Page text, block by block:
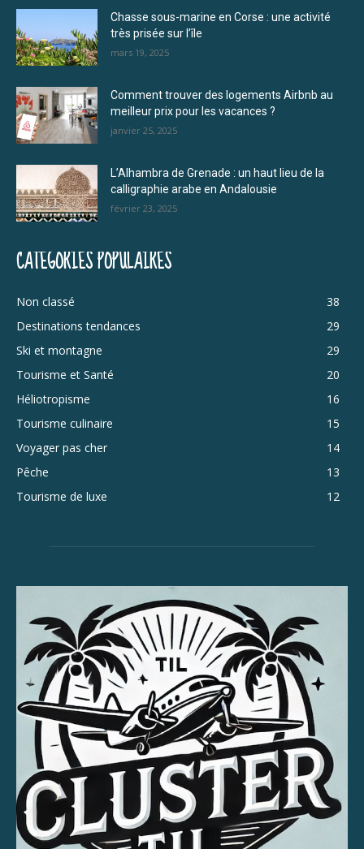
Chasse sous-marine en Corse : une activité
très prisée sur l’île
mars 19, 2025
Comment trouver des logements Airbnb au
meilleur prix pour les vacances ?
janvier 25, 2025
L’Alhambra de Grenade : un haut lieu de la
calligraphie arabe en Andalousie
février 23, 2025
CATÉGORIES POPULAIRES
Non classé
38
Destinations tendances
29
Ski et montagne
29
Tourisme et Santé
20
Héliotropisme
16
Tourisme culinaire
15
Voyager pas cher
14
Pêche
13
Tourisme de luxe
12